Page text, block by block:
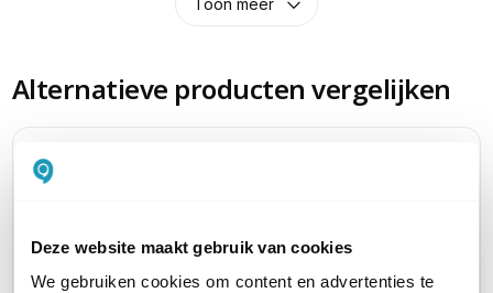
Deze website maakt gebruik van cookies
We gebruiken cookies om content en advertenties te
Toon meer
Alternatieve producten vergelijken